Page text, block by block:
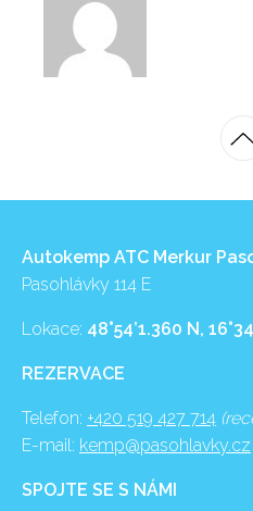
Autokemp ATC Merkur
Pasohlávky 114 E
Lokace: 48°54’1.360 N,
REZERVACE
Telefon: +420 519 427 714
E-mail: kemp@pasohlavky.cz
SPOJTE SE S NÁMI